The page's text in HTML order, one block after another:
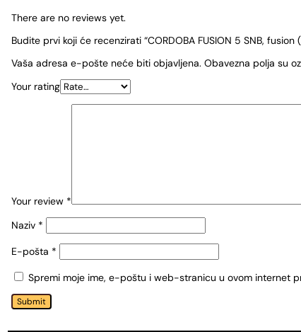
There are no reviews yet.
Budite prvi koji će recenzirati “CORDOBA FUSION 5 SNB, fusion
Vaša adresa e-pošte neće biti objavljena. Obavezna polja su
Your rating
Your review *
Naziv *
E-pošta *
Spremi moje ime, e-poštu i web-stranicu u ovom internet
Submit